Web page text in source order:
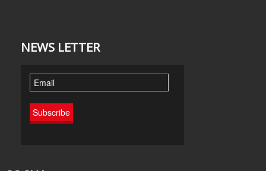
NEWS LETTER